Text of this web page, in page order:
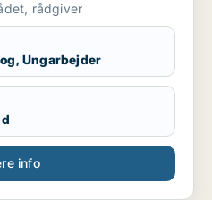
rådgiver
Ungarbejder
info